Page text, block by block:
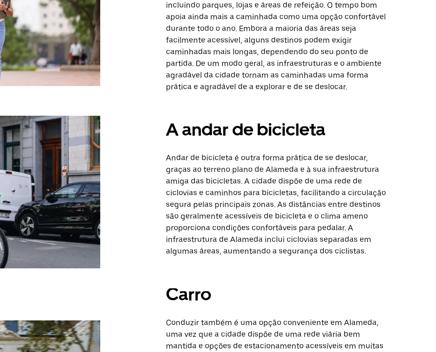
incluindo parques, lojas e áreas de refeição. O tempo bom
apoia ainda mais a caminhada como uma opção confortável
durante todo o ano. Embora a maioria das áreas seja
facilmente acessível, alguns destinos podem exigir
caminhadas mais longas, dependendo do seu ponto de
partida. De um modo geral, as infraestruturas e o ambiente
agradável da cidade tornam as caminhadas uma forma
prática e agradável de a explorar e de se deslocar.
A andar de bicicleta
Andar de bicicleta é outra forma prática de se deslocar,
graças ao terreno plano de Alameda e à sua infraestrutura
amiga das bicicletas. A cidade dispõe de uma rede de
ciclovias e caminhos para bicicletas, facilitando a circulação
segura pelas principais zonas. As distâncias entre destinos
são geralmente acessíveis de bicicleta e o clima ameno
proporciona condições confortáveis para pedalar. A
infraestrutura de Alameda inclui ciclovias separadas em
algumas áreas, aumentando a segurança dos ciclistas.
Carro
Conduzir também é uma opção conveniente em Alameda,
uma vez que a cidade dispõe de uma rede viária bem
mantida e opções de estacionamento acessíveis em muitas